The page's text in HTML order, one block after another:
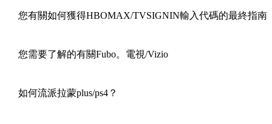
您有關如何獲得HBOMAX/TVSIGNIN輸入代碼的最終指南
您需要了解的有關Fubo。電視/Vizio
如何流派拉蒙plus/ps4？